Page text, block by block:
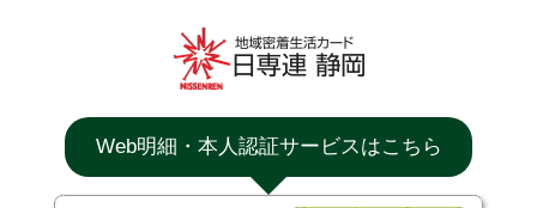
Web明細・本人認証サービスはこちら